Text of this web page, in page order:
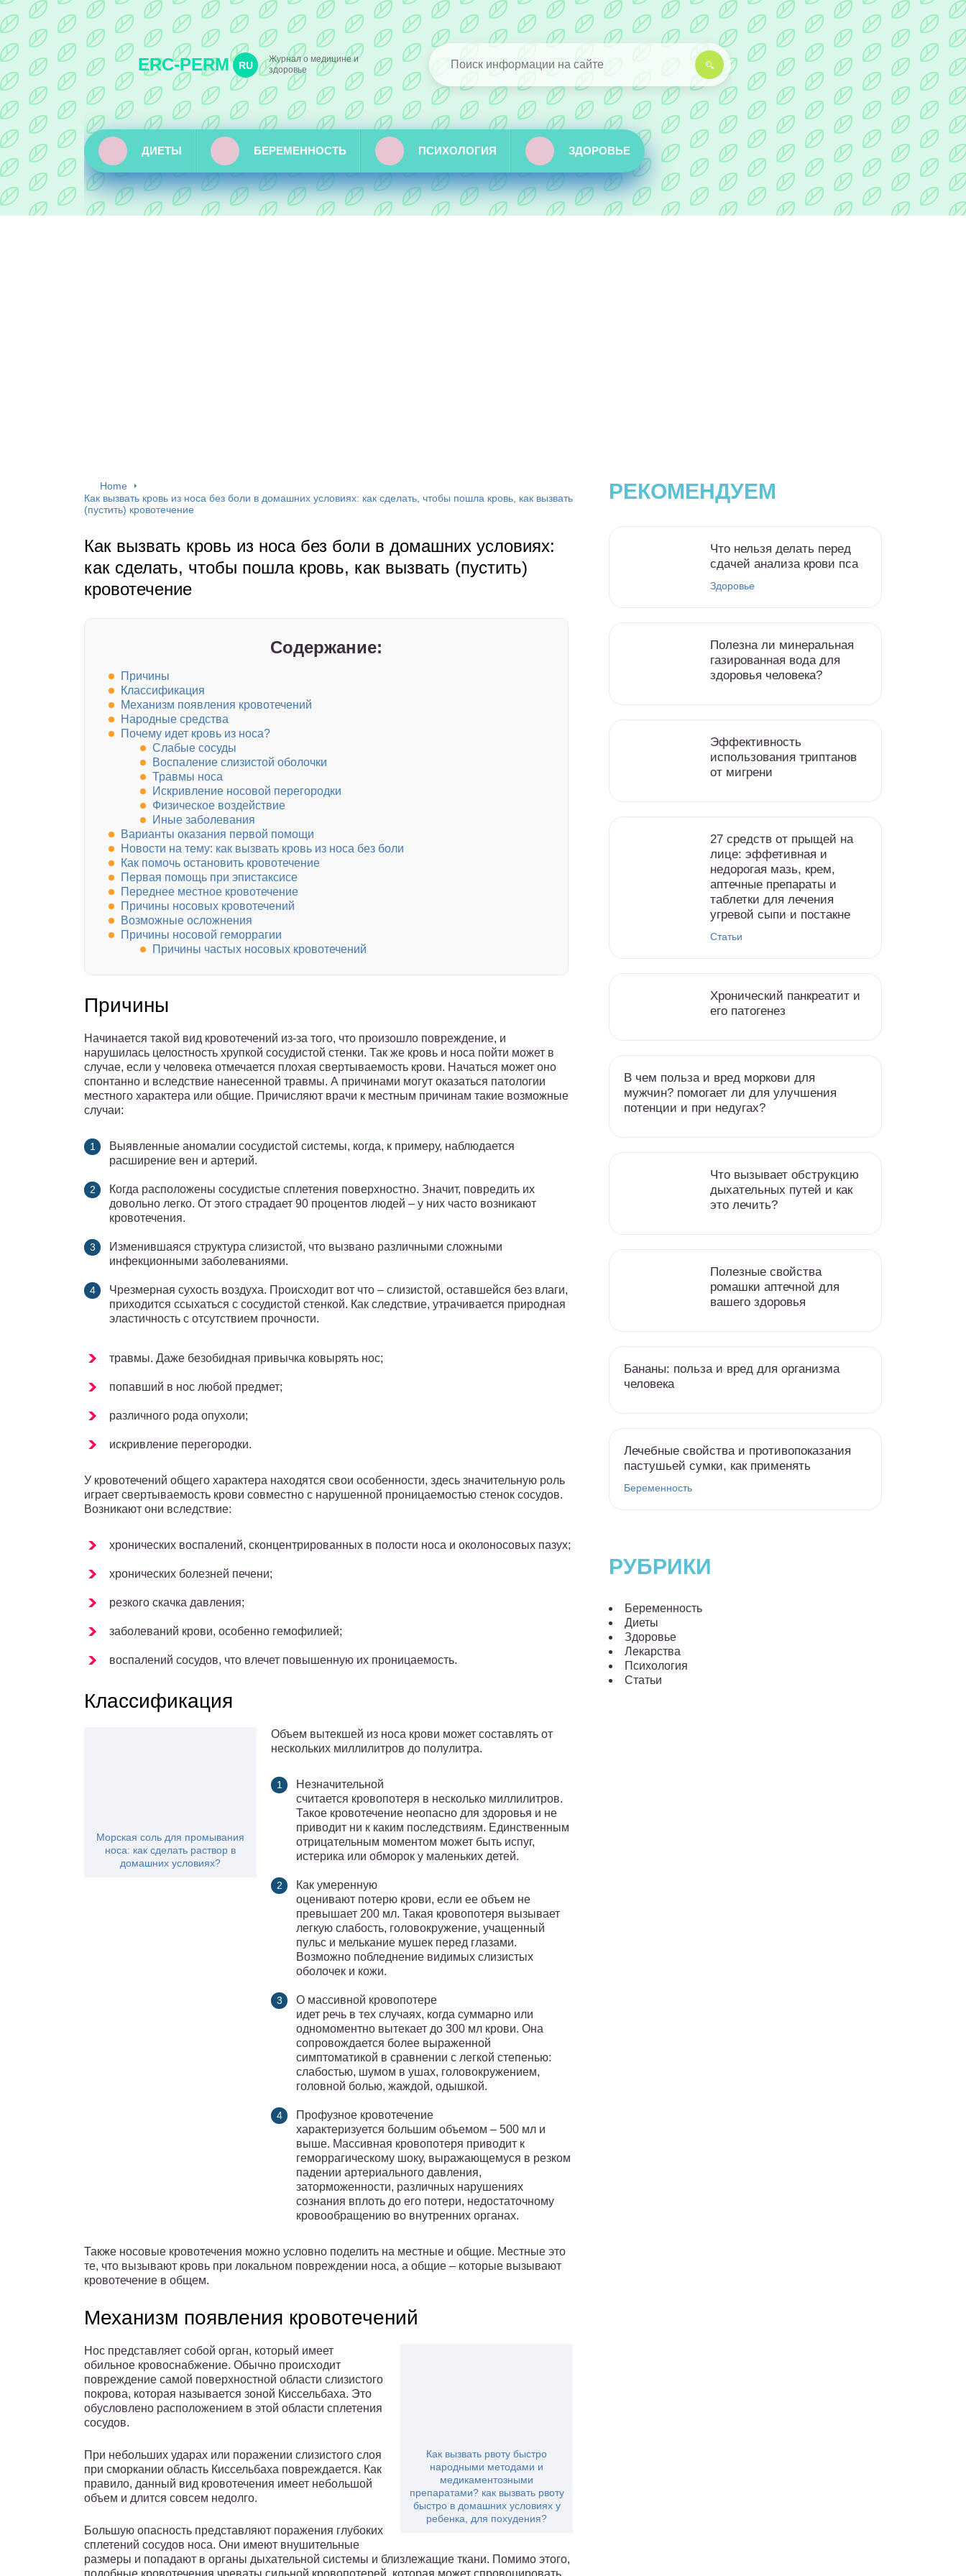
ERC-PERM RU
Журнал о медицине и
здоровье
ДИЕТЫ БЕРЕМЕННОСТЬ ПСИХОЛОГИЯ ЗДОРОВЬЕ
Home
Как вызвать кровь из носа без боли в домашних условиях: как сделать, чтобы пошла кровь, как вызвать
(пустить) кровотечение
Как вызвать кровь из носа без боли в домашних условиях:
как сделать, чтобы пошла кровь, как вызвать (пустить)
кровотечение
Содержание:
Причины
Классификация
Механизм появления кровотечений
Народные средства
Почему идет кровь из носа?
Слабые сосуды
Воспаление слизистой оболочки
Травмы носа
Искривление носовой перегородки
Физическое воздействие
Иные заболевания
Варианты оказания первой помощи
Новости на тему: как вызвать кровь из носа без боли
Как помочь остановить кровотечение
Первая помощь при эпистаксисе
Переднее местное кровотечение
Причины носовых кровотечений
Возможные осложнения
Причины носовой геморрагии
Причины частых носовых кровотечений
Причины
Начинается такой вид кровотечений из-за того, что произошло повреждение, и
нарушилась целостность хрупкой сосудистой стенки. Так же кровь и носа пойти может в
случае, если у человека отмечается плохая свертываемость крови. Начаться может оно
спонтанно и вследствие нанесенной травмы. А причинами могут оказаться патологии
местного характера или общие. Причисляют врачи к местным причинам такие возможные
случаи:
Выявленные аномалии сосудистой системы, когда, к примеру, наблюдается
расширение вен и артерий.
Когда расположены сосудистые сплетения поверхностно. Значит, повредить их
довольно легко. От этого страдает 90 процентов людей – у них часто возникают
кровотечения.
Изменившаяся структура слизистой, что вызвано различными сложными
инфекционными заболеваниями.
Чрезмерная сухость воздуха. Происходит вот что – слизистой, оставшейся без влаги,
приходится ссыхаться с сосудистой стенкой. Как следствие, утрачивается природная
эластичность с отсутствием прочности.
травмы. Даже безобидная привычка ковырять нос;
попавший в нос любой предмет;
различного рода опухоли;
искривление перегородки.
У кровотечений общего характера находятся свои особенности, здесь значительную роль
играет свертываемость крови совместно с нарушенной проницаемостью стенок сосудов.
Возникают они вследствие:
хронических воспалений, сконцентрированных в полости носа и околоносовых пазух;
хронических болезней печени;
резкого скачка давления;
заболеваний крови, особенно гемофилией;
воспалений сосудов, что влечет повышенную их проницаемость.
Классификация
Морская соль для промывания
носа: как сделать раствор в
домашних условиях?
Объем вытекшей из носа крови может составлять от
нескольких миллилитров до полулитра.
Незначительной
считается кровопотеря в несколько миллилитров.
Такое кровотечение неопасно для здоровья и не
приводит ни к каким последствиям. Единственным
отрицательным моментом может быть испуг,
истерика или обморок у маленьких детей.
Как умеренную
оценивают потерю крови, если ее объем не
превышает 200 мл. Такая кровопотеря вызывает
легкую слабость, головокружение, учащенный
пульс и мелькание мушек перед глазами.
Возможно побледнение видимых слизистых
оболочек и кожи.
О массивной кровопотере
идет речь в тех случаях, когда суммарно или
одномоментно вытекает до 300 мл крови. Она
сопровождается более выраженной
симптоматикой в сравнении с легкой степенью:
слабостью, шумом в ушах, головокружением,
головной болью, жаждой, одышкой.
Профузное кровотечение
характеризуется большим объемом – 500 мл и
выше. Массивная кровопотеря приводит к
геморрагическому шоку, выражающемуся в резком
падении артериального давления,
заторможенности, различных нарушениях
сознания вплоть до его потери, недостаточному
кровообращению во внутренних органах.
Также носовые кровотечения можно условно поделить на местные и общие. Местные это
те, что вызывают кровь при локальном повреждении носа, а общие – которые вызывают
кровотечение в общем.
Механизм появления кровотечений
Как вызвать рвоту быстро
народными методами и
медикаментозными
препаратами? как вызвать рвоту
быстро в домашних условиях у
ребенка, для похудения?
Нос представляет собой орган, который имеет
обильное кровоснабжение. Обычно происходит
повреждение самой поверхностной области слизистого
покрова, которая называется зоной Киссельбаха. Это
обусловлено расположением в этой области сплетения
сосудов.
При небольших ударах или поражении слизистого слоя
при сморкании область Киссельбаха повреждается. Как
правило, данный вид кровотечения имеет небольшой
объем и длится совсем недолго.
Большую опасность представляют поражения глубоких
сплетений сосудов носа. Они имеют внушительные
размеры и попадают в органы дыхательной системы и близлежащие ткани. Помимо этого,
РЕКОМЕНДУЕМ
Что нельзя делать перед
сдачей анализа крови пса
Здоровье
Полезна ли минеральная
газированная вода для
здоровья человека?
Эффективность
использования триптанов
от мигрени
27 средств от прыщей на
лице: эффетивная и
недорогая мазь, крем,
аптечные препараты и
таблетки для лечения
угревой сыпи и постакне
Статьи
Хронический панкреатит и
его патогенез
В чем польза и вред моркови для
мужчин? помогает ли для улучшения
потенции и при недугах?
Что вызывает обструкцию
дыхательных путей и как
это лечить?
Полезные свойства
ромашки аптечной для
вашего здоровья
Бананы: польза и вред для организма
человека
Лечебные свойства и противопоказания
пастушьей сумки, как применять
Беременность
РУБРИКИ
Беременность
Диеты
Здоровье
Лекарства
Психология
Статьи